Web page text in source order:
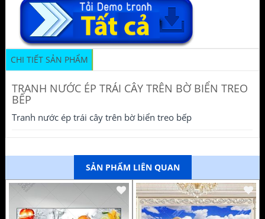
CHI TIẾT SẢN PHẨM
TRANH NƯỚC ÉP TRÁI CÂY TRÊN BỜ BIỂN TREO
BẾP
Tranh nước ép trái cây trên bờ biển treo bếp
SẢN PHẨM LIÊN QUAN